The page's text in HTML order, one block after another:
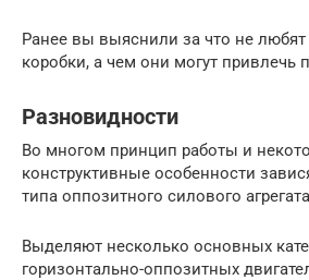
Ранее вы выяснили за что не
коробки, а чем они могут привлечь
Разновидности
Во многом принцип работы и
конструктивные особенности
типа оппозитного силового
Выделяют несколько основных
горизонтально-оппозитных